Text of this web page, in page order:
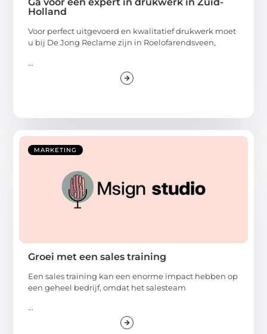
Holland
Voor perfect uitgevoerd en kwalitatief drukwerk moet
u bij De Jong Reclame zijn in Roelofarendsveen,
...
MARKETING
Groei met een sales training
Een sales training kan een enorme impact hebben op
een geheel bedrijf, omdat het salesteam
...